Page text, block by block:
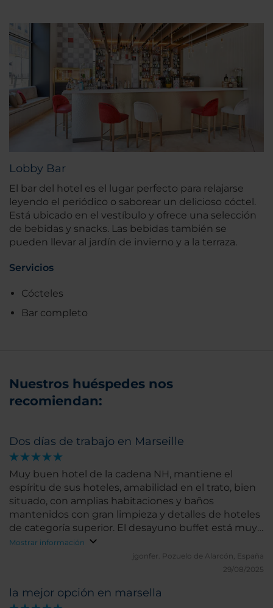
Lobby Bar
El bar del hotel es el lugar perfecto para relajarse
leyendo el periódico o saborear un delicioso cóctel.
Está ubicado en el vestíbulo y ofrece una selección
de bebidas y snacks. Las bebidas también se
pueden llevar al jardín de invierno y a la terraza.
Servicios
Cócteles
Bar completo
Nuestros huéspedes nos
recomiendan:
Dos días de trabajo en Marseille
Muy buen hotel de la cadena NH, mantiene el
espíritu de sus hoteles, amabilidad en el trato, bien
situado, con amplias habitaciones y baños
mantenidos con gran limpieza y detalles de hoteles
de categoría superior. El desayuno buffet está muy
bien. El restaurante no es excepcional, pero con una
Mostrar información
jgonfer.
Pozuelo de Alarcón, España
29/08/2025
la mejor opción en marsella